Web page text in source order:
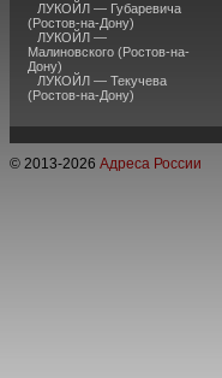
ЛУКОЙЛ — Губаревича
(Ростов-на-Дону)
ЛУКОЙЛ —
Малиновского (Ростов-на-
Дону)
ЛУКОЙЛ — Текучева
(Ростов-на-Дону)
© 2013-2026 Адреса России